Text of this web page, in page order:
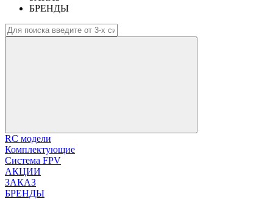
БРЕНДЫ
RC модели
Комплектующие
Система FPV
АКЦИИ
ЗАКАЗ
БРЕНДЫ